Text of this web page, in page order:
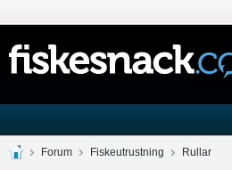
Forum Fiskeutrustning Rullar